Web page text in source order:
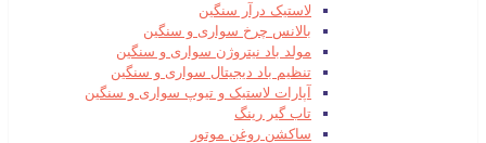
لاستیک درآر سنگین
بالانس چرخ سواری و سنگین
مولد باد نیتروژن سواری و سنگین
تنظیم باد دیجیتال سواری و سنگین
آپارات لاستیک و تیوپ سواری و سنگین
تاب گیر رینگ
ساکشن روغن موتور